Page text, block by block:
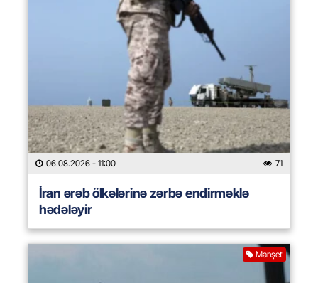
06.08.2026 - 11:00 71
İran ərəb ölkələrinə zərbə endirməklə
hədələyir
Manşet